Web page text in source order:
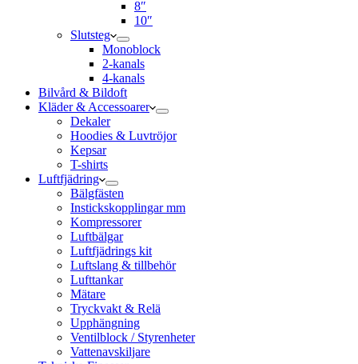
8″
10″
Slutsteg
Monoblock
2-kanals
4-kanals
Bilvård & Bildoft
Kläder & Accessoarer
Dekaler
Hoodies & Luvtröjor
Kepsar
T-shirts
Luftfjädring
Bälgfästen
Instickskopplingar mm
Kompressorer
Luftbälgar
Luftfjädrings kit
Luftslang & tillbehör
Lufttankar
Mätare
Tryckvakt & Relä
Upphängning
Ventilblock / Styrenheter
Vattenavskiljare